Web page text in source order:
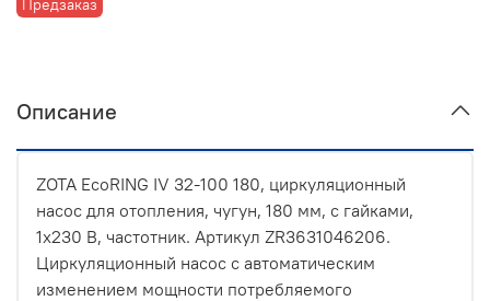
Предзаказ
Описание
ZOTA EcoRING IV 32-100 180, циркуляционный
насос для отопления, чугун, 180 мм, с гайками,
1х230 В, частотник. Артикул ZR3631046206.
Циркуляционный насос с автоматическим
изменением мощности потребляемого